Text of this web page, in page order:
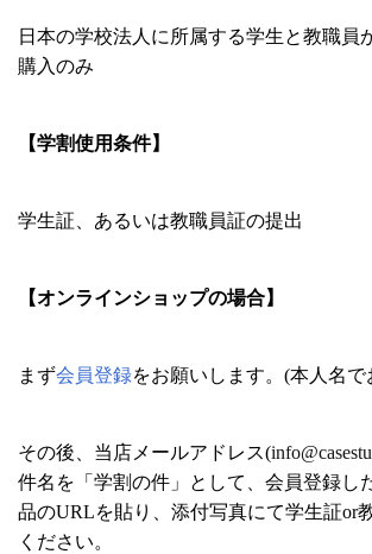
日本の学校法人に所属する学生と教職員
購入のみ
【学割使用条件】
学生証、あるいは教職員証の提出
【オンラインショップの場合】
まず会員登録をお願いします。(本人名
その後、当店メールアドレス(
件名を「学割の件」として、会員登録し
品のURLを貼り、添付写真にて学生証or
ください。